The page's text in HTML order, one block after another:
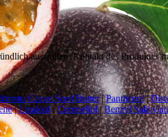
ausspülen. Kontakt des Produktes
Cacao Seed Butter | Panthenol |
| Linalool | Citronellol | Benzyl